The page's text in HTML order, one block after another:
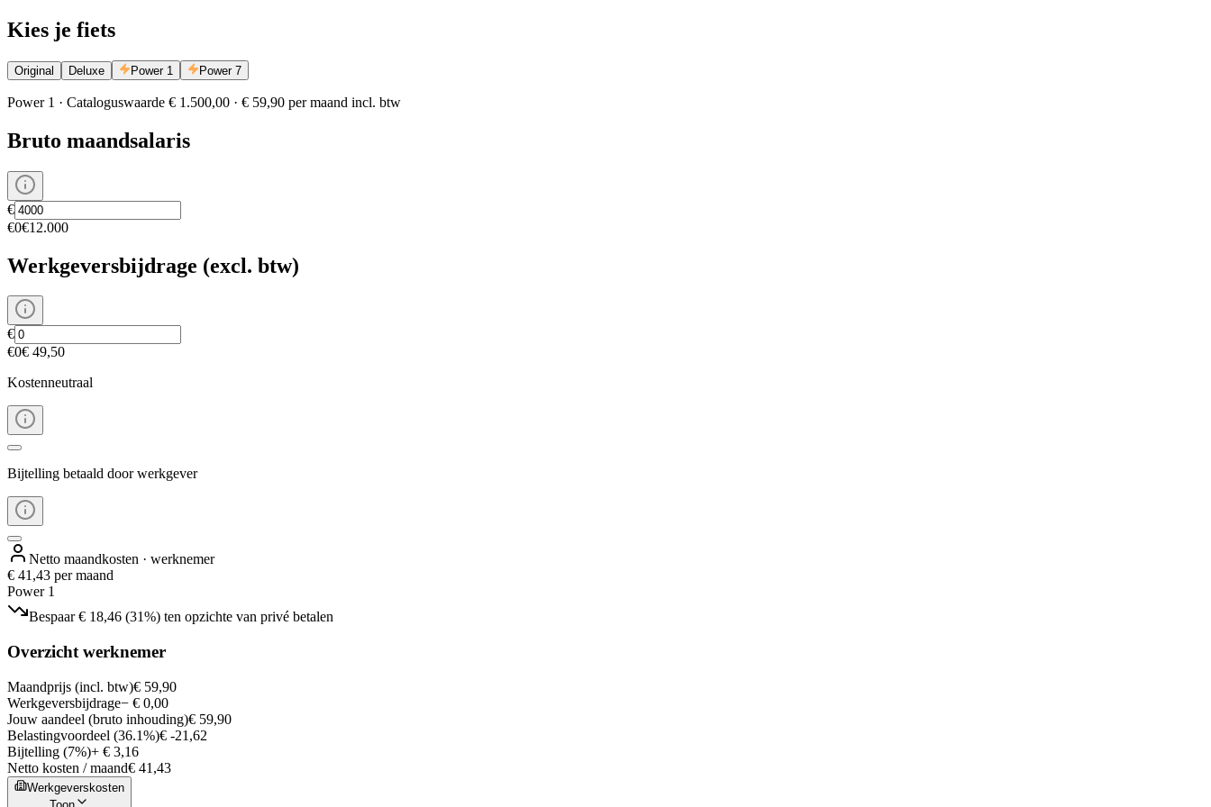
Kies je fiets
Original Deluxe Power 1 Power 7
Power 1 · Cataloguswaarde € 1.500,00 · € 59,90 per maand incl. btw
Bruto maandsalaris
€
€0€12.000
Werkgeversbijdrage (excl. btw)
€
€0€ 49,50
Kostenneutraal
Bijtelling betaald door werkgever
Netto maandkosten · werknemer
€ 41,43 per maand
Power 1
Bespaar € 18,46 (31%) ten opzichte van privé betalen
Overzicht werknemer
Maandprijs (incl. btw)€ 59,90
Werkgeversbijdrage− € 0,00
Jouw aandeel (bruto inhouding)€ 59,90
Belastingvoordeel (36.1%)€ -21,62
Bijtelling (7%)+ € 3,16
Netto kosten / maand€ 41,43
Werkgeverskosten